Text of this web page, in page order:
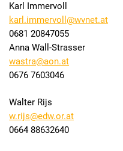
Karl Immervoll
karl.immervoll@wvnet.at
0681 20847055
Anna Wall-Strasser
wastra@aon.at
0676 7603046
Walter Rijs
w.rijs@edw.or.at
0664 88632640